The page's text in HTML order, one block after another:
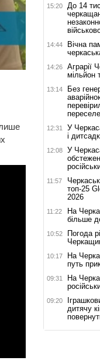
15:20
До 14
14:44
Вічна
14:26
Аграрії
мільйон
13:14
Без
12:31
У
і
12:08
У
11:57
топ-25
2026
11:22
На
більше
10:52
Погода
10:17
На
путь
09:31
На
09:20
дитячу